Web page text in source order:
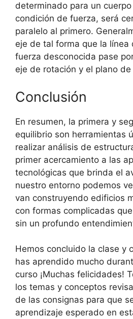
determinado para un
condición de fuerza, será
paralelo al primero.
eje de tal forma que la línea
fuerza desconocida pase
eje de rotación y el plano
Conclusión
En resumen, la primera y
equilibrio son herramientas
realizar análisis de
primer acercamiento a las
tecnológicas que brinda el
nuestro entorno podemos
van construyendo edificios
con formas complicadas
sin un profundo
Hemos concluido la clase y
has aprendido mucho
curso ¡Muchas felicidades!
los temas y conceptos
de las consignas para que
aprendizaje esperado en